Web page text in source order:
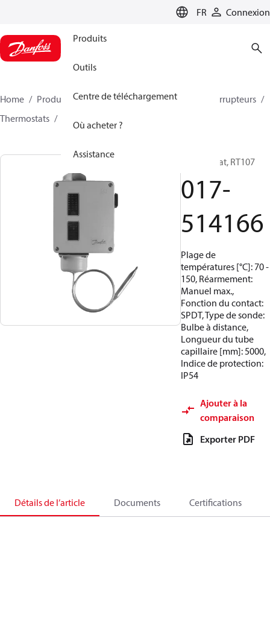
FR Connexion
Produits
Outils
Centre de téléchargement
Où acheter ?
Assistance
Home Produits Climate Solutions - cooling
Interrupteurs
Thermostats
Thermostat, RT107
017-
514166
Plage de
températures [°C]: 70 -
150, Réarmement:
Manuel max.,
Fonction du contact:
SPDT, Type de sonde:
Bulbe à distance,
Longueur du tube
capillaire [mm]: 5000,
Indice de protection:
IP54
Ajouter à la
comparaison
Exporter PDF
Détails de l’article Documents Certifications